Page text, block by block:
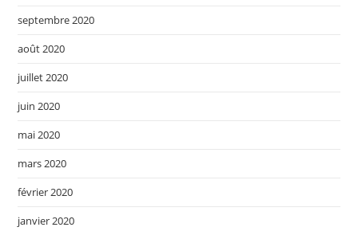
septembre 2020
août 2020
juillet 2020
juin 2020
mai 2020
mars 2020
février 2020
janvier 2020